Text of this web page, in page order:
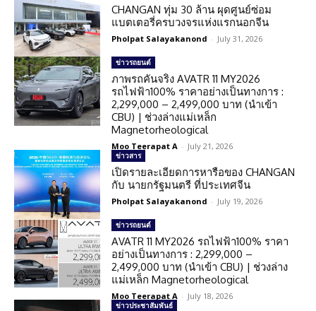
CHANGAN ทุ่ม 30 ล้าน ผุดศูนย์ซ่อม
แบตเตอรี่ครบวงจรแห่งแรกนอกจีน
Pholpat Salayakanond - July 31, 2026
ข่าวรถยนต์
ภาพรถคันจริง AVATR 11 MY2026
รถไฟฟ้า100% ราคาอย่างเป็นทางการ :
2,299,000 – 2,499,000 บาท (นำเข้า
CBU) | ช่วงล่างแม่เหล็ก
Magnetorheological
Moo Teerapat A - July 21, 2026
ข่าวสาร
เปิดรายละเอียดการหารือของ CHANGAN
กับ นายกรัฐมนตรี ที่ประเทศจีน
Pholpat Salayakanond - July 19, 2026
ข่าวรถยนต์
AVATR 11 MY2026 รถไฟฟ้า100% ราคา
อย่างเป็นทางการ : 2,299,000 –
2,499,000 บาท (นำเข้า CBU) | ช่วงล่าง
แม่เหล็ก Magnetorheological
Moo Teerapat A - July 18, 2026
ข่าวประชาสัมพันธ์